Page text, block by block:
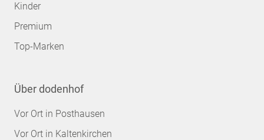
Kinder
Premium
Top-Marken
Über dodenhof
Vor Ort in Posthausen
Vor Ort in Kaltenkirchen